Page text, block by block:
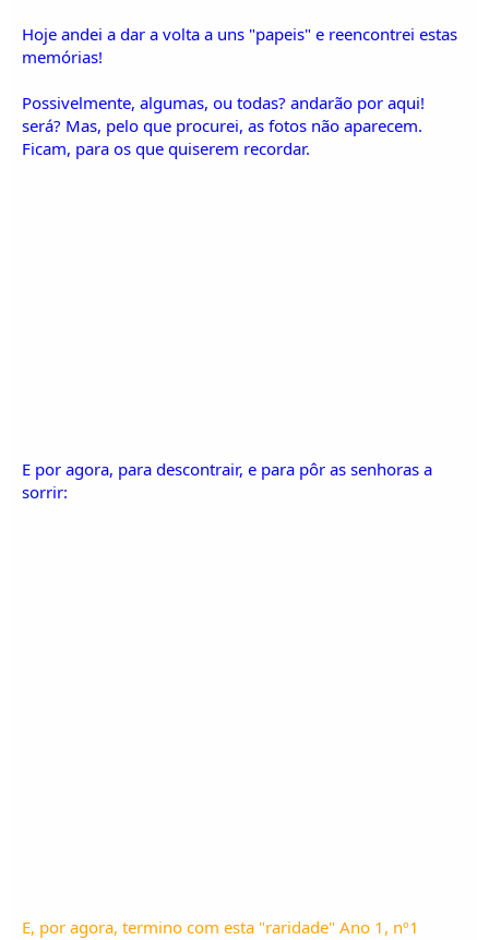
p
i
o
s
Hoje andei a dar a volta a uns "papeis" e reencontrei estas
memórias!
Possivelmente, algumas, ou todas? andarão por aqui!
será? Mas, pelo que procurei, as fotos não aparecem.
Ficam, para os que quiserem recordar.
E por agora, para descontrair, e para pôr as senhoras a
sorrir:
E, por agora, termino com esta "raridade" Ano 1, nº1